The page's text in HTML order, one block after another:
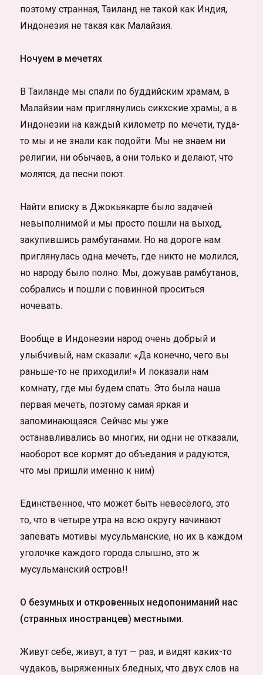
поэтому странная, Таиланд не такой как Индия,
Индонезия не такая как Малайзия.
Ночуем в мечетях
В Таиланде мы спали по буддийским храмам, в
Малайзии нам приглянулись сикхские храмы, а в
Индонезии на каждый километр по мечети, туда-
то мы и не знали как подойти. Мы не знаем ни
религии, ни обычаев, а они только и делают, что
молятся, да песни поют.
Найти вписку в Джокьякарте было задачей
невыполнимой и мы просто пошли на выход,
закупившись рамбутанами. Но на дороге нам
приглянулась одна мечеть, где никто не молился,
но народу было полно. Мы, дожував рамбутанов,
собрались и пошли с повинной проситься
ночевать.
Вообще в Индонезии народ очень добрый и
улыбчивый, нам сказали: «Да конечно, чего вы
раньше-то не приходили!» И показали нам
комнату, где мы будем спать. Это была наша
первая мечеть, поэтому самая яркая и
запоминающаяся. Сейчас мы уже
останавливались во многих, ни одни не отказали,
наоборот все кормят до объедания и радуются,
что мы пришли именно к ним)
Единственное, что может быть невесёлого, это
то, что в четыре утра на всю округу начинают
запевать мотивы мусульманские, но их в каждом
уголочке каждого города слышно, это ж
мусульманский остров!!
О безумных и откровенных недопониманий нас
(странных иностранцев) местными.
Живут себе, живут, а тут — раз, и видят каких-то
чудаков, выряженных бледных, что двух слов на